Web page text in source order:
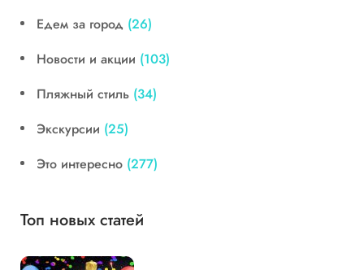
Едем за город (26)
Новости и акции (103)
Пляжный стиль (34)
Экскурсии (25)
Это интересно (277)
Топ новых статей